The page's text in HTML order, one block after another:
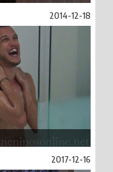
2014-12-18
2017-12-16